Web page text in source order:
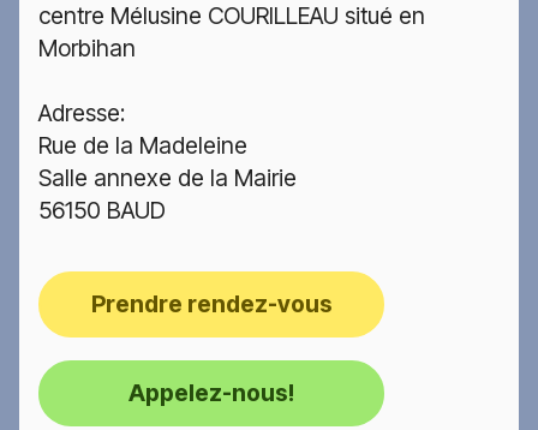
centre Mélusine COURILLEAU situé en
Morbihan
Adresse:
Rue de la Madeleine
Salle annexe de la Mairie
56150 BAUD
Prendre rendez-vous
Appelez-nous!